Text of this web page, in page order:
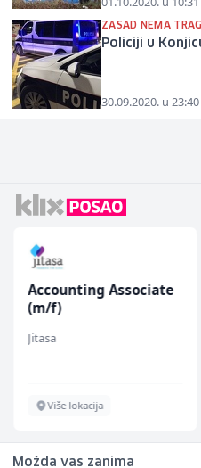
ZASAD NEMA
Policiji u
30.09.2020. u 23:40
Accounting Associate
(m/f)
Jitasa
Više lokacija
Možda vas zanima